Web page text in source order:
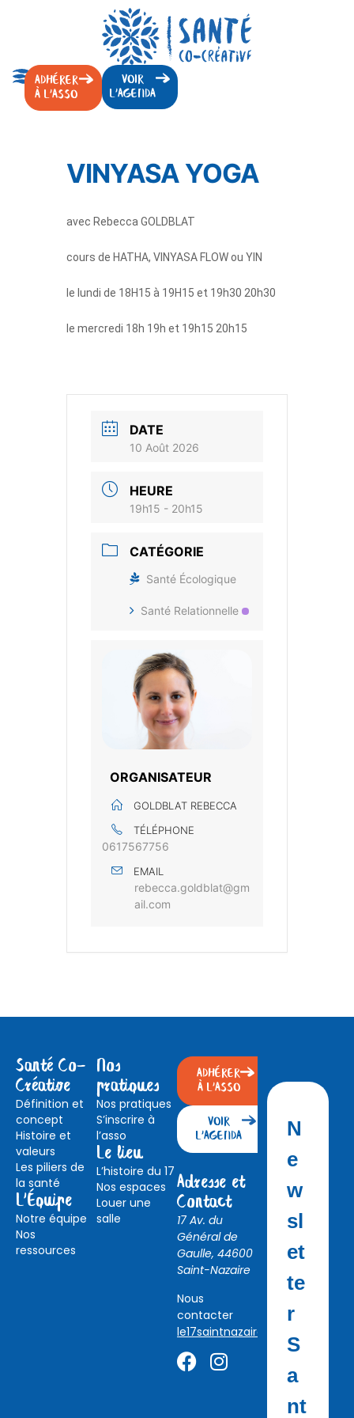
ADHÉRER
À L'ASSO
VOIR
L'AGENDA
VINYASA YOGA
avec Rebecca GOLDBLAT
cours de HATHA, VINYASA FLOW ou YIN
le lundi de 18H15 à 19H15 et 19h30 20h30
le mercredi 18h 19h et 19h15 20h15
DATE
10 Août 2026
HEURE
19h15 - 20h15
CATÉGORIE
Santé Écologique
Santé Relationnelle
ORGANISATEUR
GOLDBLAT REBECCA
TÉLÉPHONE
0617567756
EMAIL
rebecca.goldblat@gm
ail.com
Santé Co-
Créative
Définition et
concept
Histoire et
valeurs
Les piliers de
la santé
L'Équipe
Notre équipe
Nos
ressources
Nos
pratiques
Nos pratiques
S’inscrire à
l’asso
Le lieu
L’histoire du 17
Nos espaces
Louer une
salle
ADHÉRER
À L'ASSO
VOIR
L'AGENDA
Adresse et
Contact
17 Av. du
Général de
Gaulle, 44600
Saint-Nazaire
Nous
contacter
le17saintnazaire@gmail.com
N
e
w
sl
et
te
r
S
a
nt